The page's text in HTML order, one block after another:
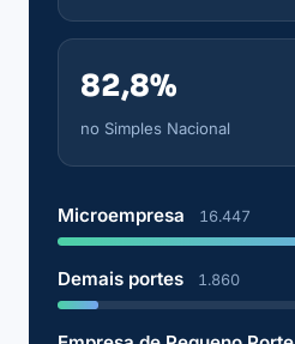
82,8%
no Simples Nacional
Microempresa 16.447
Demais portes 1.860